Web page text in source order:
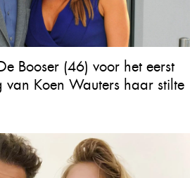
Booser (46) voor het eerst
Koen Wauters haar stilte